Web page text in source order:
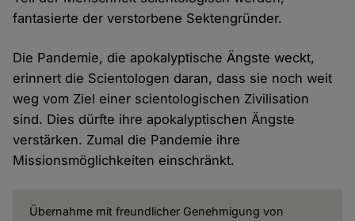
fantasierte der verstorbene Sektengründer.
Die Pandemie, die apokalyptische Ängste weckt,
erinnert die Scientologen daran, dass sie noch weit
weg vom Ziel einer scientologischen Zivilisation
sind. Dies dürfte ihre apokalyptischen Ängste
verstärken. Zumal die Pandemie ihre
Missionsmöglichkeiten einschränkt.
Übernahme mit freundlicher Genehmigung von